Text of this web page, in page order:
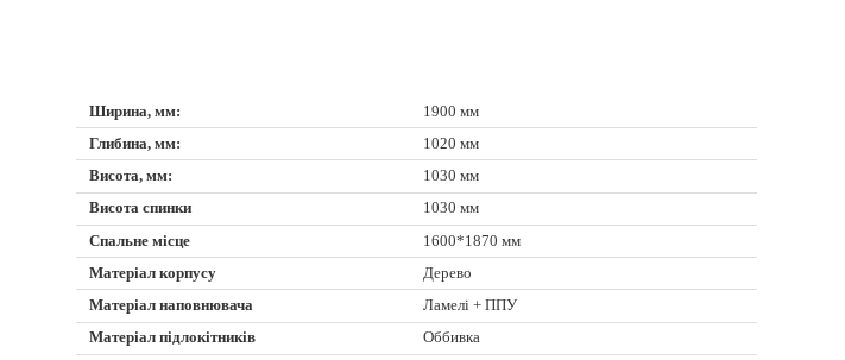
Ширина, мм:
1900 мм
Глибина, мм:
1020 мм
Висота, мм:
1030 мм
Висота спинки
1030 мм
Спальне місце
1600*1870 мм
Матеріал корпусу
Дерево
Матеріал наповнювача
Ламелі + ППУ
Матеріал підлокітників
Оббивка